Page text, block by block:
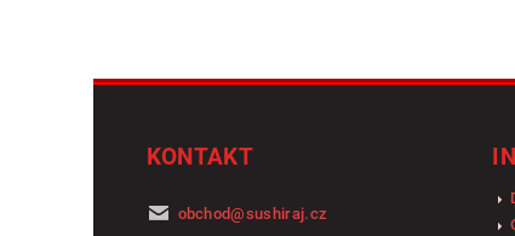
KONTAKT
obchod@sushiraj.cz